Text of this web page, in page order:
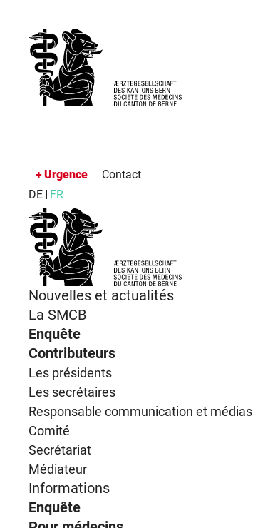
Urgence
Contact
DE FR
Nouvelles et actualités
La SMCB
Enquête
Contributeurs
Les présidents
Les secrétaires
Responsable communication et médias
Comité
Secrétariat
Médiateur
Informations
Enquête